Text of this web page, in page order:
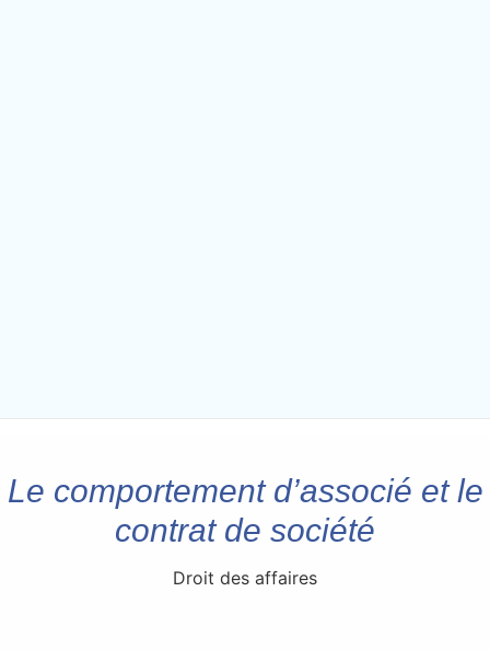
Le comportement d’associé et le
contrat de société
Droit des affaires